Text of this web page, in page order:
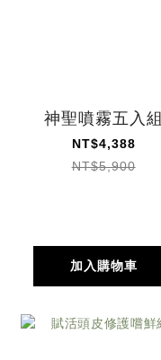
神聖噴霧五入組
NT$4,388
NT$5,900
加入購物車